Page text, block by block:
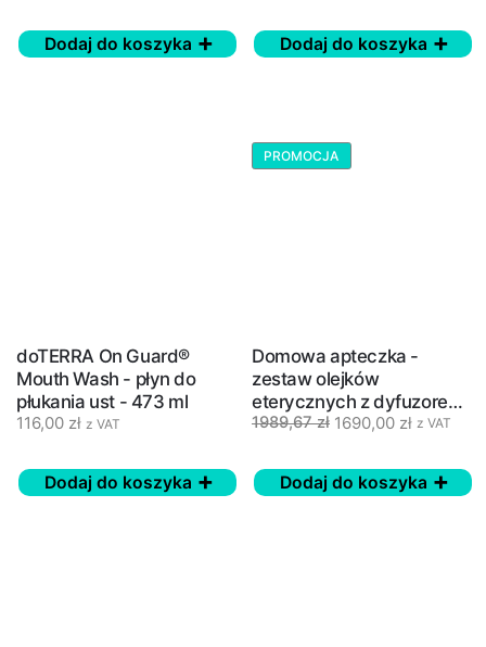
Dodaj do koszyka Dodaj do koszyka
doTERRA On Guard®
Mouth Wash - płyn do
płukania ust - 473 ml
116,00 zł z VAT
Dodaj do koszyka
PROMOCJA
Domowa apteczka -
zestaw olejków
eterycznych z dyfuzorem
- Home Essentials
1989,67zł 1690,00 zł z VAT
Dodaj do koszyka